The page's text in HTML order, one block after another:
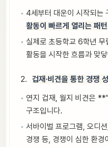
4세부터 대운이 시작되는
활동이 빠르게 열리는 패턴
실제로 초등학교 6학년 무
활동을 시작한 흐름과 맞
겁재·비견을 통한 경쟁
연지 겁재, 월지 비견은
구조입니다.
서바이벌 프로그램, 오디
경쟁 등, 경쟁이 심한 환